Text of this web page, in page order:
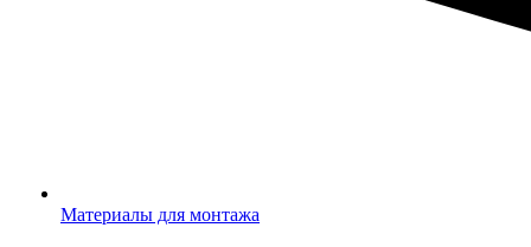
Материалы для монтажа